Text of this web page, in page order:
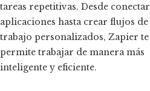
tareas repetitivas. Desde conectar
aplicaciones hasta crear flujos de
trabajo personalizados, Zapier te
permite trabajar de manera más
inteligente y eficiente.